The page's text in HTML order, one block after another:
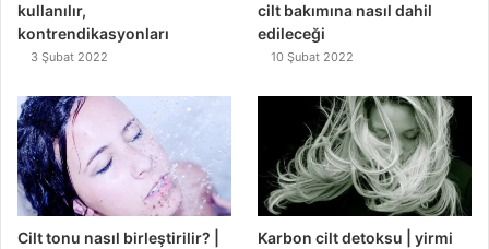
kullanılır,
kontrendikasyonları
3 Şubat 2022
cilt bakımına nasıl dahil
edileceği
10 Şubat 2022
Cilt tonu nasıl birleştirilir? |
Karbon cilt detoksu | yirmi